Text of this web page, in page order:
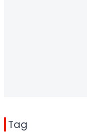
Tag